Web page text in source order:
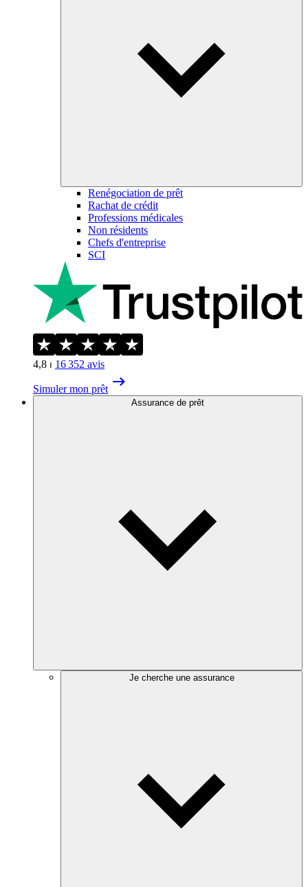
Renégociation de prêt
Rachat de crédit
Professions médicales
Non résidents
Chefs d'entreprise
SCI
4,8 ⏐ 16 352 avis
Simuler mon prêt
Assurance de prêt
Je cherche une assurance